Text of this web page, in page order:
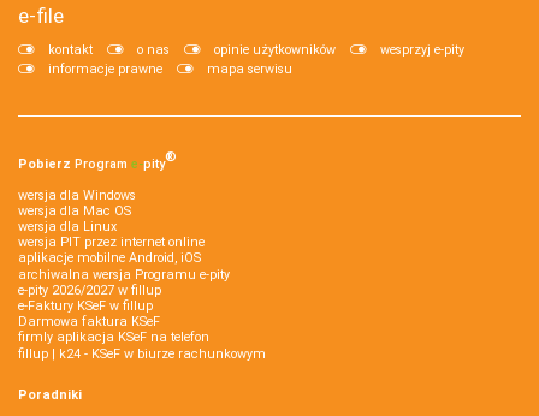
e-file
kontakt o nas opinie użytkowników
wesprzyj e-pity
informacje prawne
mapa serwisu
Pobierz Program e‑pity®
wersja dla Windows
wersja dla Mac OS
wersja dla Linux
wersja PIT przez internet online
aplikacje mobilne Android, iOS
archiwalna wersja Programu e-pity
e-pity 2026/2027 w fillup
e‑Faktury KSeF w fillup
Darmowa faktura KSeF
firmly aplikacja KSeF na telefon
fillup | k24 - KSeF w biurze rachunkowym
Poradniki